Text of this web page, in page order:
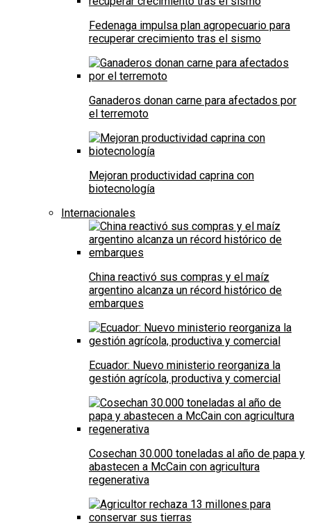
Fedenaga impulsa plan agropecuario para
recuperar crecimiento tras el sismo
Ganaderos donan carne para afectados por
el terremoto
Mejoran productividad caprina con
biotecnología
Internacionales
China reactivó sus compras y el maíz
argentino alcanza un récord histórico de
embarques
Ecuador: Nuevo ministerio reorganiza la
gestión agrícola, productiva y comercial
Cosechan 30.000 toneladas al año de papa y
abastecen a McCain con agricultura
regenerativa